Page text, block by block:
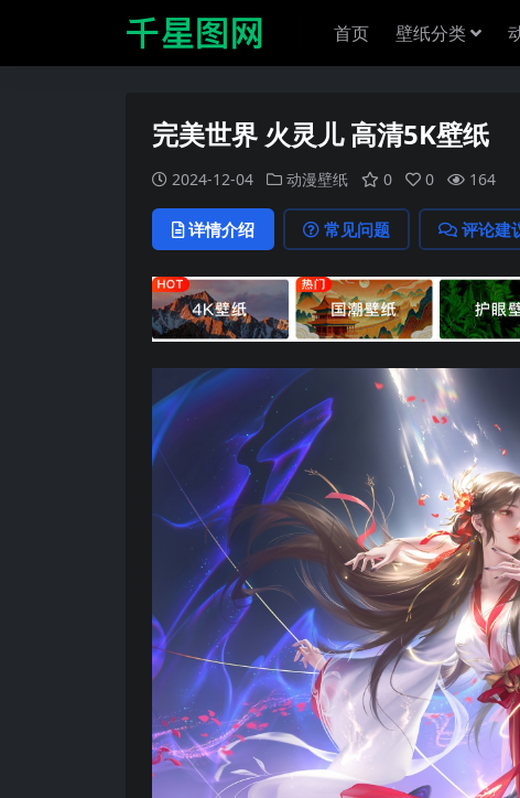
首页 壁纸分类
完美世界 火灵儿 高清5K壁纸
2024-12-04 动漫壁纸 0 0 164
详情介绍 常见问题 评论建